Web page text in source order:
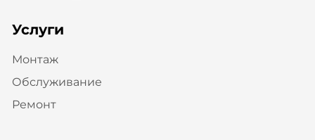
Услуги
Монтаж
Обслуживание
Ремонт